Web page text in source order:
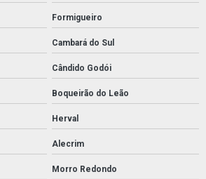
Formigueiro
Cambará do Sul
Cândido Godói
Boqueirão do Leão
Herval
Alecrim
Morro Redondo